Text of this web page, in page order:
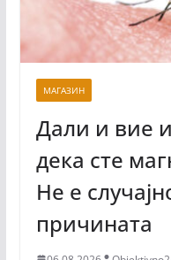
МАГАЗИН
Дали и вие
дека сте
Не е
причината